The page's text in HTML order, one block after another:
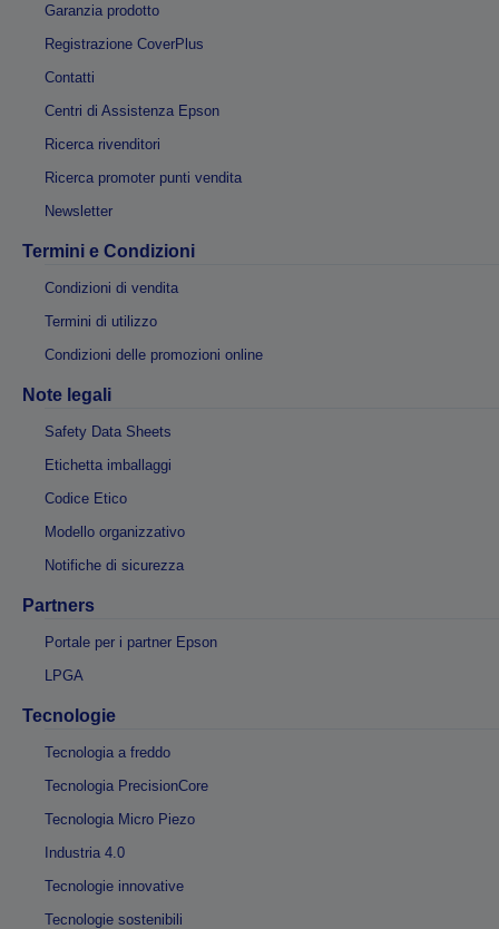
Garanzia prodotto
Registrazione CoverPlus
Contatti
Centri di Assistenza Epson
Ricerca rivenditori
Ricerca promoter punti vendita
Newsletter
Termini e Condizioni
Condizioni di vendita
Termini di utilizzo
Condizioni delle promozioni online
Note legali
Safety Data Sheets
Etichetta imballaggi
Codice Etico
Modello organizzativo
Notifiche di sicurezza
Partners
Portale per i partner Epson
LPGA
Tecnologie
Tecnologia a freddo
Tecnologia PrecisionCore
Tecnologia Micro Piezo
Industria 4.0
Tecnologie innovative
Tecnologie sostenibili